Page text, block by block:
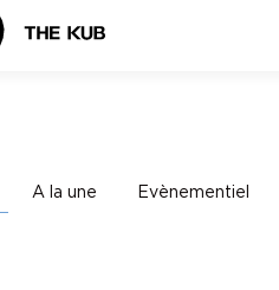
A la une Evènementiel